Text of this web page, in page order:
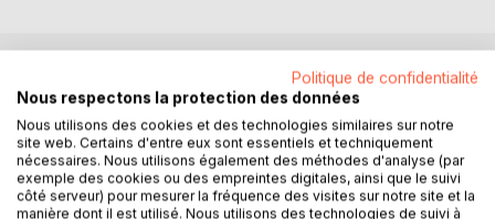
DESCRIPTION
En quoi consiste la spécificité d'Ernest Hello, et surtout en
quoi peut-elle intéresser le chrétien ? Ce recueil de contes,
est peut-être la meilleure façon de l'aborder, sans être
Politique de confidentialité
Nous respectons la protection des données
Nous utilisons des cookies et des technologies similaires sur notre
site web. Certains d'entre eux sont essentiels et techniquement
nécessaires. Nous utilisons également des méthodes d'analyse (par
exemple des cookies ou des empreintes digitales, ainsi que le suivi
côté serveur) pour mesurer la fréquence des visites sur notre site et la
manière dont il est utilisé. Nous utilisons des technologies de suivi à